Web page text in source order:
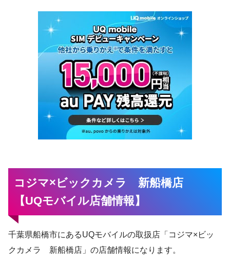
コジマ×ビックカメラ 新船橋店
【UQモバイル店舗情報】
千葉県船橋市にあるUQモバイルの取扱店「コジマ×ビッ
クカメラ 新船橋店」の店舗情報になります。